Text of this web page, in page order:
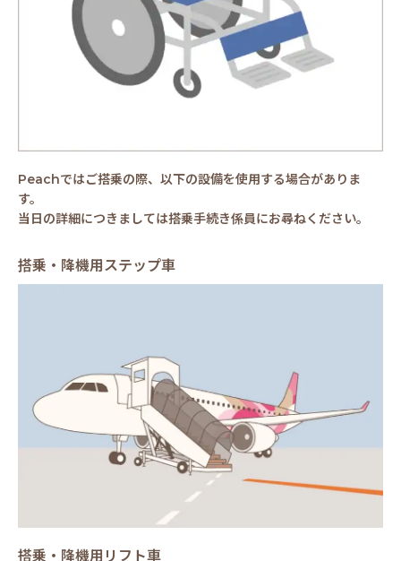
Peachではご搭乗の際、以下の設備を使用する場合がありま
す。
当日の詳細につきましては搭乗手続き係員にお尋ねください。
搭乗・降機用ステップ車
搭乗・降機用リフト車